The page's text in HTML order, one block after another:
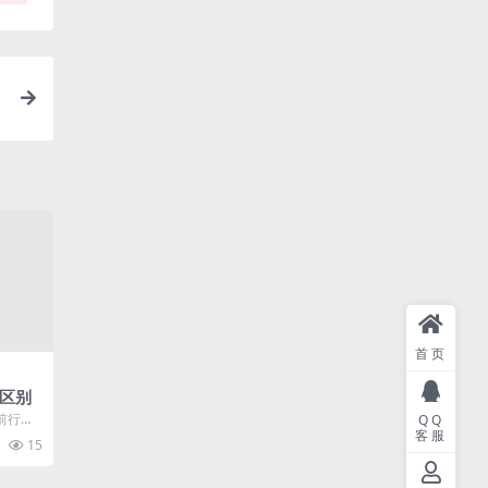
别
行业
了
15
首页
QQ
客服